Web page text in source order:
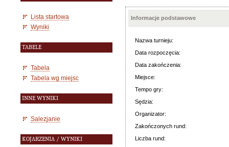
Lista startowa
Wyniki
TABELE
Tabela
Tabela wg miejsc
INNE WYNIKI
Salezjanie
KOJARZENIA / WYNIKI
Informacje podstawowe
Nazwa turnieju:
Data rozpoczęcia:
Data zakończenia:
Miejsce:
Tempo gry:
Sędzia:
Organizator:
Zakończonych rund:
Liczba rund: